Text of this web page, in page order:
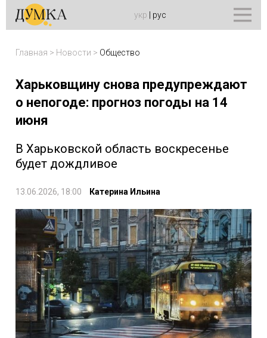
укр рус
Главная > Новости > Общество
Харьковщину снова предупреждают
о непогоде: прогноз погоды на 14
июня
В Харьковской область воскресенье
будет дождливое
13.06.2026, 18:00 Катерина Ильина